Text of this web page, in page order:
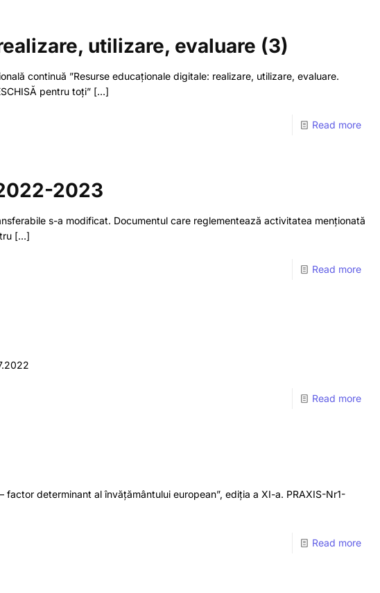
utilizare, evaluare (3)
continuă ”Resurse educaționale digitale: realizare, utilizare, evaluare.
pentru toți” […]
Read more
2023
s-a modificat. Documentul care reglementează activitatea menționată
[…]
Read more
Read more
determinant al învățământului european”, ediția a XI-a. PRAXIS-Nr1-
Read more